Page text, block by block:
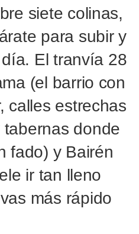
siete colinas,
para subir y
El tranvía 28
(el barrio con
calles estrechas
donde
fado) y Bairén
ir tan lleno
más rápido